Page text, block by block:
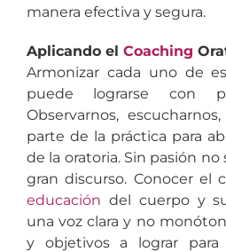
manera efectiva y segura.
Aplicando el Coaching
Armonizar cada uno de
puede lograrse con
Observarnos,
parte de la práctica para
de la oratoria. Sin pasión
gran discurso. Conocer el
educación del cuerpo y
una voz clara y no
y objetivos a lograr